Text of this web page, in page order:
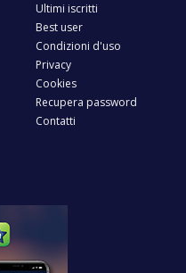
Ultimi iscritti
Best user
Condizioni d'uso
Privacy
Cookies
Recupera password
Contatti